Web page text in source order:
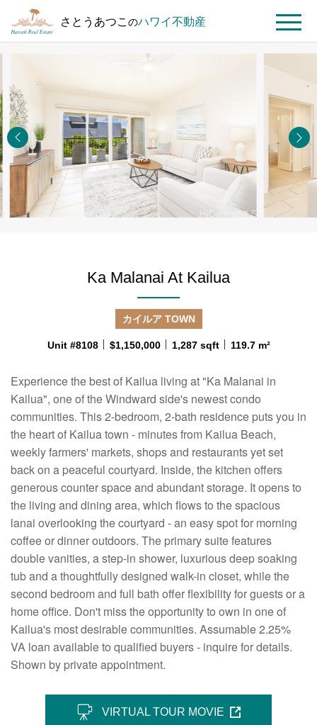
さとうあつこのハワイ不動産 MENU
プ
ペ
ー
ジ
イ
動
産
を
す
At
Kailua
#8108
Ka Malanai At Kailua
カイルア TOWN
Unit #8108 $1,150,000 1,287 sqft 119.7 m²
Experience the best of Kailua living at "Ka Malanai in
Kailua", one of the Windward side's newest condo
communities. This 2-bedroom, 2-bath residence puts you in
the heart of Kailua town - minutes from Kailua Beach,
weekly farmers' markets, shops and restaurants yet set
back on a peaceful courtyard. Inside, the kitchen offers
generous counter space and abundant storage. It opens to
the living and dining area, which flows to the spacious
lanai overlooking the courtyard - an easy spot for morning
coffee or dinner outdoors. The primary suite features
double vanities, a step-in shower, luxurious deep soaking
tub and a thoughtfully designed walk-in closet, while the
second bedroom and full bath offer flexibility for guests or a
home office. Don't miss the opportunity to own in one of
Kailua's most desirable communities. Assumable 2.25%
VA loan available to qualified buyers - inquire for details.
Shown by private appointment.
VIRTUAL TOUR MOVIE